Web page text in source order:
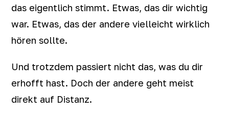
das eigentlich stimmt. Etwas, das dir wichtig
war. Etwas, das der andere vielleicht wirklich
hören sollte.
Und trotzdem passiert nicht das, was du dir
erhofft hast. Doch der andere geht meist
direkt auf Distanz.